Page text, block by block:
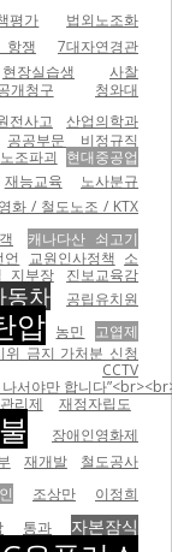
평가
법외노조화
쟁
7대자연경관
현장실습생
사찰
개청구 청와대
전사고
산업의학과
공공부문 비정규직
노조파괴 현대중공업
재능교육 노사분규
화 / 철도노조 / KTX
캐나다산 쇠고기
교원인사정책 소
지부장
진보교육감
동차
공립유치원
압 농민
고엽제
위 금지 가처분 신청
CCTV
서야만 합니다
리제
재정자립도
장애인영화제
재개발 철도공사
조상만 이정희
통과 자본잠식